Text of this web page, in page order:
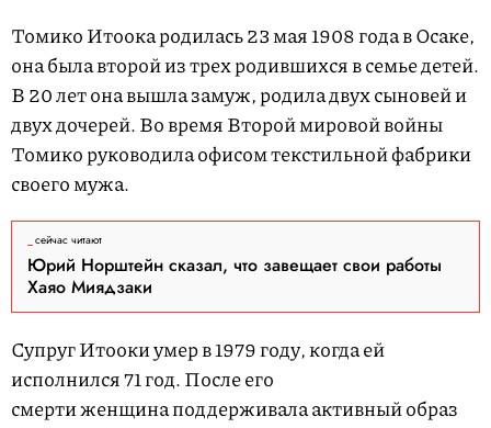
Томико Итоока родилась 23 мая 1908 года в Осаке,
она была второй из трех родившихся в семье детей.
В 20 лет она вышла замуж, родила двух сыновей и
двух дочерей. Во время Второй мировой войны
Томико руководила офисом текстильной фабрики
своего мужа.
сейчас читают
Юрий Норштейн сказал, что завещает свои работы
Хаяо Миядзаки
Супруг Итооки умер в 1979 году, когда ей
исполнился 71 год. После его
смерти женщина поддерживала активный образ